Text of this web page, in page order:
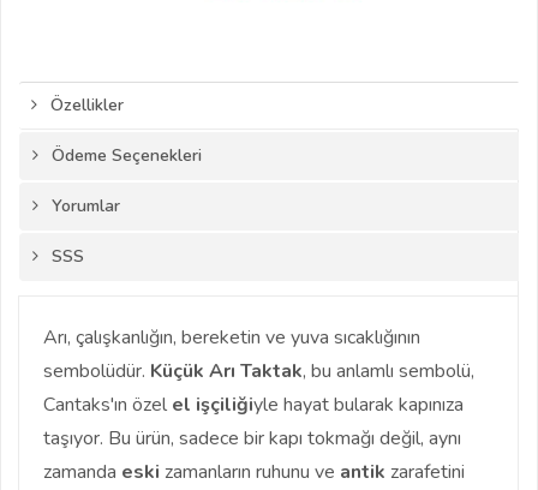
Özellikler
Ödeme Seçenekleri
Yorumlar
SSS
Arı, çalışkanlığın, bereketin ve yuva sıcaklığının
sembolüdür. Küçük Arı Taktak, bu anlamlı sembolü,
Cantaks'ın özel el işçiliğiyle hayat bularak kapınıza
taşıyor. Bu ürün, sadece bir kapı tokmağı değil, aynı
zamanda eski zamanların ruhunu ve antik zarafetini